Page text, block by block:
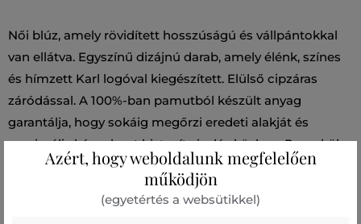
Női blúz, amely rövidített hosszúságú és vállpántokkal
van ellátva. Egyszínű dizájnú darab, amely élénk, színes
és hímzett Karl logóval kiegészített. Elülső cipzáras
záródással. A 100%-ban pamutból készült anyag
garantálja, hogy sokáig megőrzi eredeti alakját és
maximális kényelmet biztosít viselés közben. Remekül
kombinálható darab, amely stílusosan kiegészíti majd
nyári öltözékét. Kombinálja egy azonos dizájnú
rövidnadrággal, ha tökéletes szettre vágyik.
Azért, hogy weboldalunk megfelelően
működjön
(egyetértés a websütikkel)